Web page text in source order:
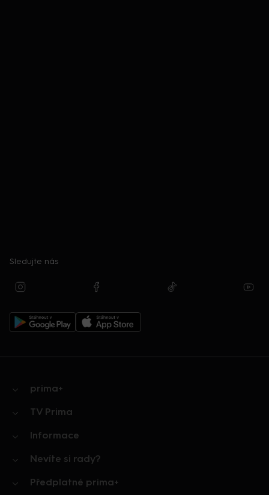
Sledujte nás
prima+
TV Prima
Informace
Nevíte si rady?
Předplatné prima+